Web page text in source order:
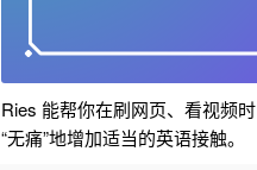
Ries 能帮你在刷网页、看视频时
“无痛”地增加适当的英语接触。